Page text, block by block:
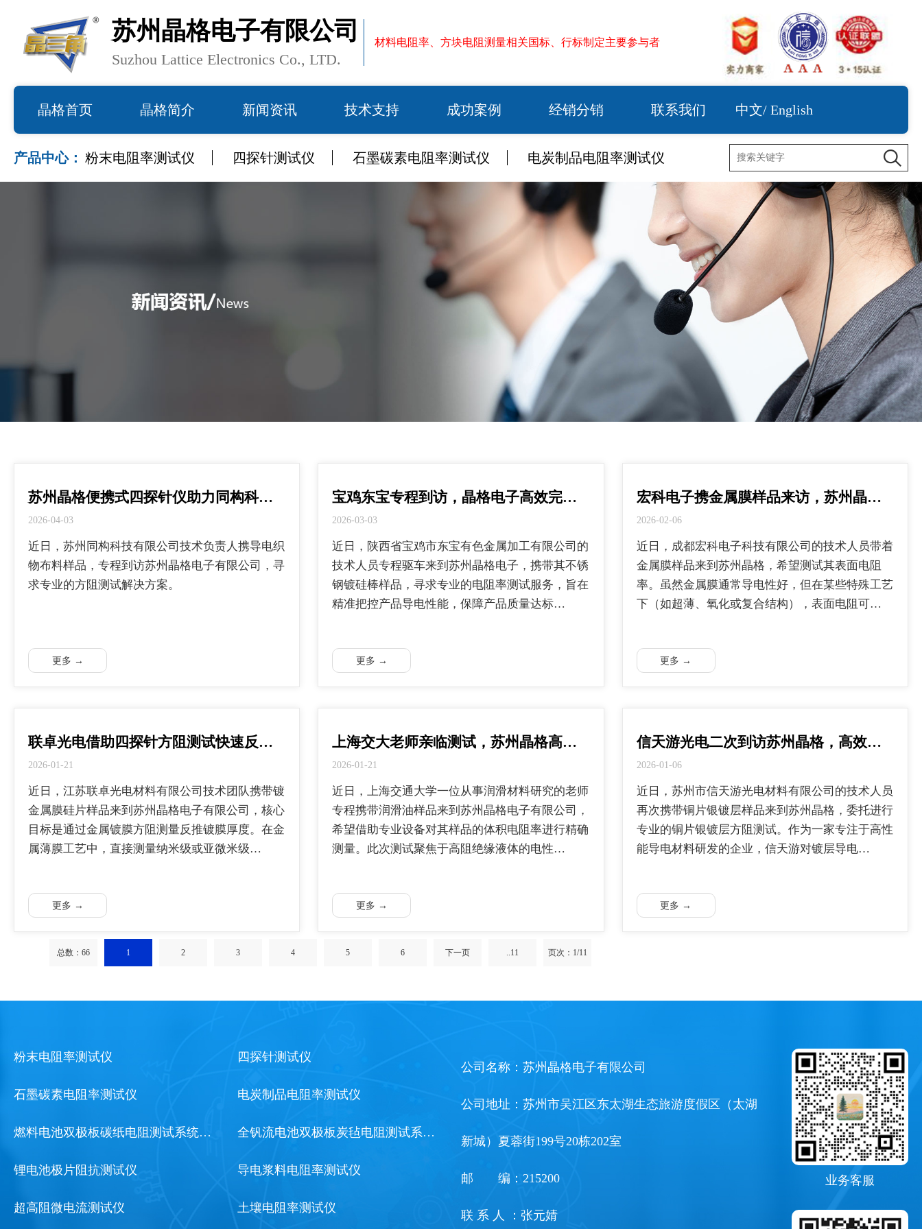
苏州晶格电子有限公司
Suzhou Lattice Electronics Co., LTD.
材料电阻率、方块电阻测量相关国标、行标制定主要参与者
晶格首页 晶格简介 新闻资讯 技术支持 成功案例 经销分销 联系我们 中文/ English
产品中心： 粉末电阻率测试仪 四探针测试仪 石墨碳素电阻率测试仪 电炭制品电阻率测试仪
苏州晶格便携式四探针仪助力同构科…
2026-04-03
近日，苏州同构科技有限公司技术负责人携导电织
物布料样品，专程到访苏州晶格电子有限公司，寻
求专业的方阻测试解决方案。
更多 →
宝鸡东宝专程到访，晶格电子高效完…
2026-03-03
近日，陕西省宝鸡市东宝有色金属加工有限公司的
技术人员专程驱车来到苏州晶格电子，携带其不锈
钢镀硅棒样品，寻求专业的电阻率测试服务，旨在
精准把控产品导电性能，保障产品质量达标…
更多 →
宏科电子携金属膜样品来访，苏州晶…
2026-02-06
近日，成都宏科电子科技有限公司的技术人员带着
金属膜样品来到苏州晶格，希望测试其表面电阻
率。虽然金属膜通常导电性好，但在某些特殊工艺
下（如超薄、氧化或复合结构），表面电阻可…
更多 →
联卓光电借助四探针方阻测试快速反…
2026-01-21
近日，江苏联卓光电材料有限公司技术团队携带镀
金属膜硅片样品来到苏州晶格电子有限公司，核心
目标是通过金属镀膜方阻测量反推镀膜厚度。在金
属薄膜工艺中，直接测量纳米级或亚微米级…
更多 →
上海交大老师亲临测试，苏州晶格高…
2026-01-21
近日，上海交通大学一位从事润滑材料研究的老师
专程携带润滑油样品来到苏州晶格电子有限公司，
希望借助专业设备对其样品的体积电阻率进行精确
测量。此次测试聚焦于高阻绝缘液体的电性…
更多 →
信天游光电二次到访苏州晶格，高效…
2026-01-06
近日，苏州市信天游光电材料有限公司的技术人员
再次携带铜片银镀层样品来到苏州晶格，委托进行
专业的铜片银镀层方阻测试。作为一家专注于高性
能导电材料研发的企业，信天游对镀层导电…
更多 →
总数：66 1 2 3 4 5 6 下一页 ..11 页次：1/11
粉末电阻率测试仪 四探针测试仪
石墨碳素电阻率测试仪 电炭制品电阻率测试仪
燃料电池双极板碳纸电阻测试系统… 全钒流电池双极板炭毡电阻测试系…
锂电池极片阻抗测试仪 导电浆料电阻率测试仪
超高阻微电流测试仪 土壤电阻率测试仪
公司名称：苏州晶格电子有限公司
公司地址：苏州市吴江区东太湖生态旅游度假区（太湖
新城）夏蓉街199号20栋202室
邮 编：215200
联 系 人 ：张元婧
业务客服